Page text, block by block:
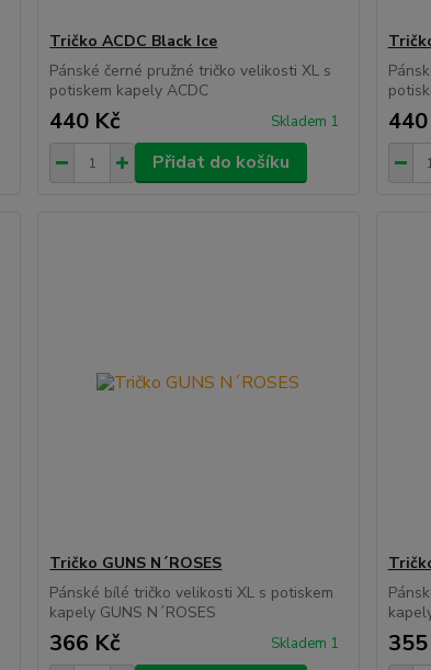
Tričko ACDC Black Ice
Pánské černé pružné tričko velikosti XL s
potiskem kapely ACDC
440 Kč Skladem 1
Přidat do košíku
Tričko GUNS N´ROSES
Pánské bílé tričko velikosti XL s potiskem
kapely GUNS N´ROSES
366 Kč Skladem 1